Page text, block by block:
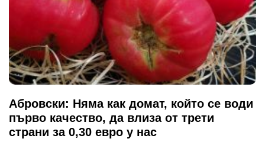
Абровски: Няма как домат, който се води
първо качество, да влиза от трети
страни за 0,30 евро у нас